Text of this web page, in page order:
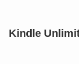
Kindle